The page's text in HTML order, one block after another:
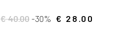
€ 40.00-30% € 28.00